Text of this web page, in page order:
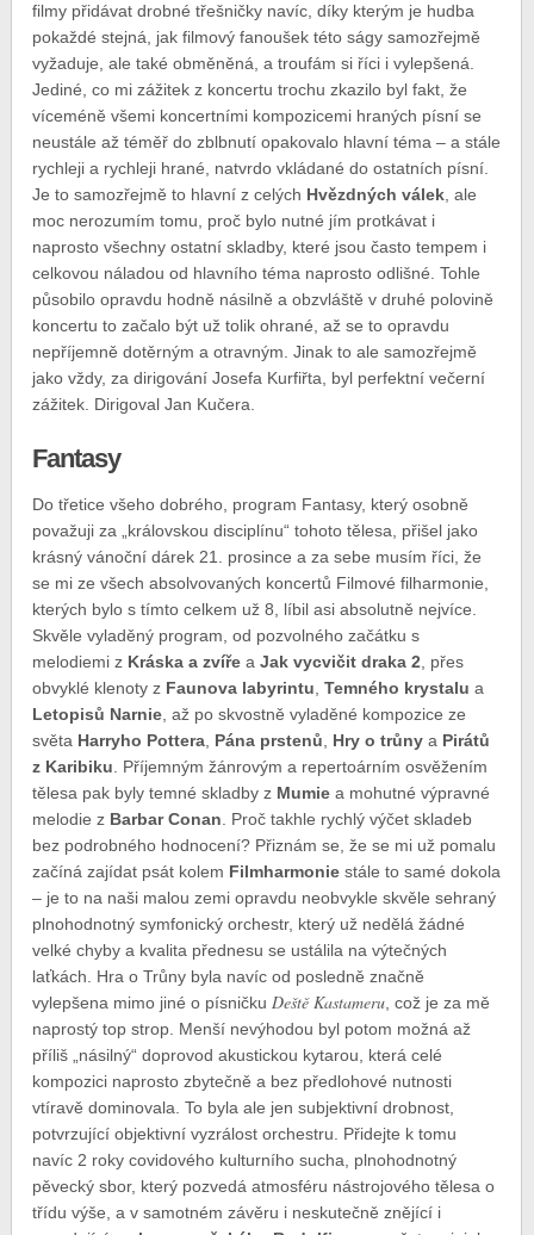
filmy přidávat drobné třešničky navíc, díky kterým je hudba
pokaždé stejná, jak filmový fanoušek této ságy samozřejmě
vyžaduje, ale také obměněná, a troufám si říci i vylepšená.
Jediné, co mi zážitek z koncertu trochu zkazilo byl fakt, že
víceméně všemi koncertními kompozicemi hraných písní se
neustále až téměř do zblbnutí opakovalo hlavní téma – a stále
rychleji a rychleji hrané, natvrdo vkládané do ostatních písní.
Je to samozřejmě to hlavní z celých Hvězdných válek , ale
moc nerozumím tomu, proč bylo nutné jím protkávat i
naprosto všechny ostatní skladby, které jsou často tempem i
celkovou náladou od hlavního téma naprosto odlišné. Tohle
působilo opravdu hodně násilně a obzvláště v druhé polovině
koncertu to začalo být už tolik ohrané, až se to opravdu
nepříjemně dotěrným a otravným. Jinak to ale samozřejmě
jako vždy, za dirigování Josefa Kurfiřta, byl perfektní večerní
zážitek. Dirigoval Jan Kučera.
Fantasy
Do třetice všeho dobrého, program Fantasy, který osobně
považuji za „královskou disciplínu“ tohoto tělesa, přišel jako
krásný vánoční dárek 21. prosince a za sebe musím říci, že
se mi ze všech absolvovaných koncertů Filmové filharmonie,
kterých bylo s tímto celkem už 8, líbil asi absolutně nejvíce.
Skvěle vyladěný program, od pozvolného začátku s
melodiemi z Kráska a zvíře a Jak vycvičit draka 2 , přes
obvyklé klenoty z Faunova labyrintu ,Temného krystalu a
Letopisů Narnie , až po skvostně vyladěné kompozice ze
světa Harryho Pottera Pána prstenů Hry o trůny a Pirátů
z Karibiku . Příjemným žánrovým a repertoárním osvěžením
tělesa pak byly temné skladby z Mumie a mohutné výpravné
melodie z Barbar Conan . Proč takhle rychlý výčet skladeb
bez podrobného hodnocení? Přiznám se, že se mi už pomalu
začíná zajídat psát kolem Filmharmonie stále to samé dokola
– je to na naši malou zemi opravdu neobvykle skvěle sehraný
plnohodnotný symfonický orchestr, který už nedělá žádné
velké chyby a kvalita přednesu se ustálila na výtečných
laťkách. Hra o Trůny byla navíc od posledně značně
vylepšena mimo jiné o písničku Deště Kastameru , což je za mě
naprostý top strop. Menší nevýhodou byl potom možná až
příliš „násilný“ doprovod akustickou kytarou, která celé
kompozici naprosto zbytečně a bez předlohové nutnosti
vtíravě dominovala. To byla ale jen subjektivní drobnost,
potvrzující objektivní vyzrálost orchestru. Přidejte k tomu
navíc 2 roky covidového kulturního sucha, plnohodnotný
pěvecký sbor, který pozvedá atmosféru nástrojového tělesa o
třídu výše, a v samotném závěru i neskutečně znějící i